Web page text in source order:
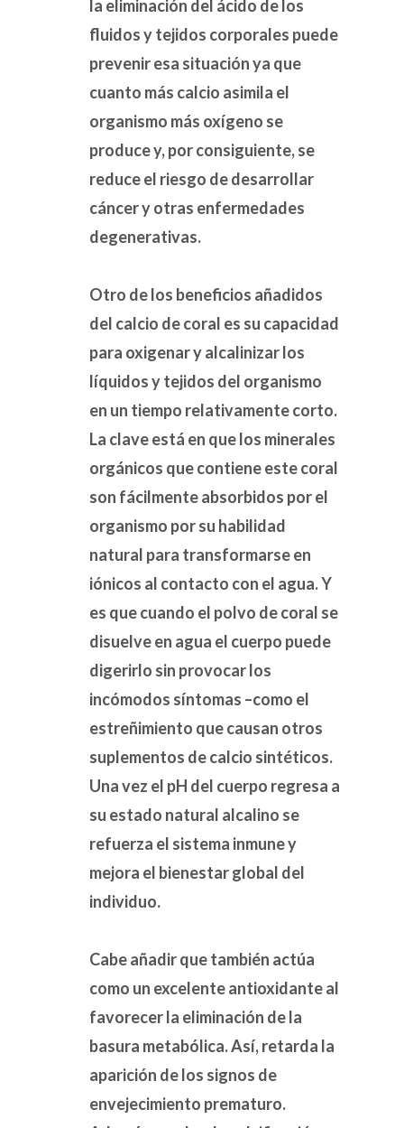
la eliminación del ácido de los
fluidos y tejidos corporales puede
prevenir esa situación ya que
cuanto más calcio asimila el
organismo más oxígeno se
produce y, por consiguiente, se
reduce el riesgo de desarrollar
cáncer y otras enfermedades
degenerativas.
Otro de los beneficios añadidos
del calcio de coral es su capacidad
para oxigenar y alcalinizar los
líquidos y tejidos del organismo
en un tiempo relativamente corto.
La clave está en que los minerales
orgánicos que contiene este coral
son fácilmente absorbidos por el
organismo por su habilidad
natural para transformarse en
iónicos al contacto con el agua. Y
es que cuando el polvo de coral se
disuelve en agua el cuerpo puede
digerirlo sin provocar los
incómodos síntomas –como el
estreñimiento que causan otros
suplementos de calcio sintéticos.
Una vez el pH del cuerpo regresa a
su estado natural alcalino se
refuerza el sistema inmune y
mejora el bienestar global del
individuo.
Cabe añadir que también actúa
como un excelente antioxidante al
favorecer la eliminación de la
basura metabólica. Así, retarda la
aparición de los signos de
envejecimiento prematuro.